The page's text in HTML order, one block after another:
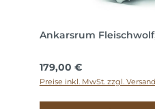
Ankarsrum
Regulärer Preis:
179,00 €
Preise inkl. MwSt. zzgl.